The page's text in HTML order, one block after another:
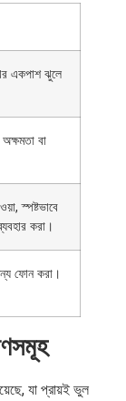
একপাশ ঝুলে
বা
স্পষ্টভাবে
করা।
ফোন করা।
যা প্রায়ই ভুল